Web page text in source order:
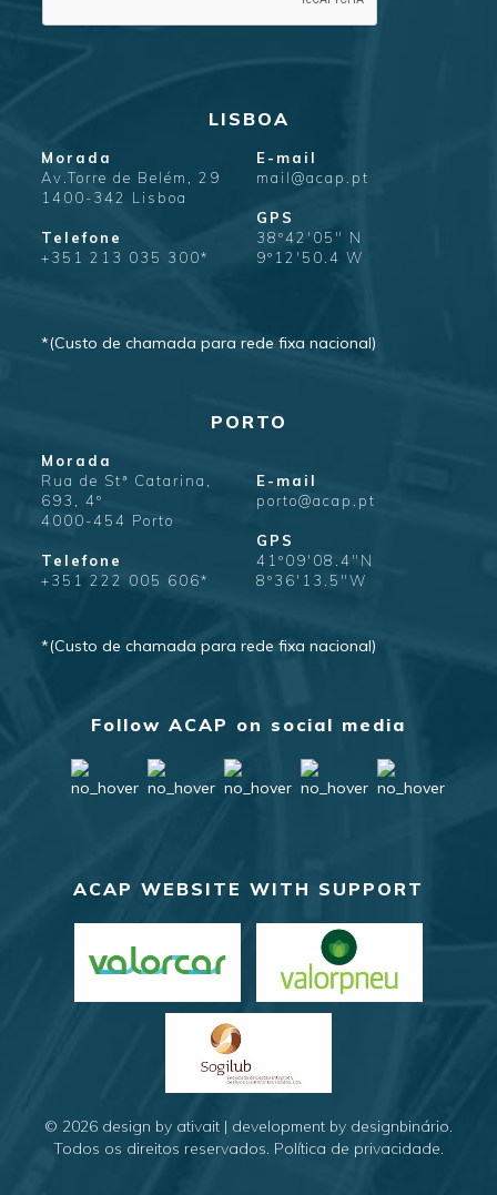
LISBOA
Morada
Av.Torre de Belém, 29
1400-342 Lisboa
Telefone
+351 213 035 300*
E-mail
mail@acap.pt
GPS
38º42'05" N
9º12'50.4 W
*(Custo de chamada para rede fixa nacional)
PORTO
Morada
Rua de Stª Catarina,
693, 4º
4000-454 Porto
Telefone
+351 222 005 606*
E-mail
porto@acap.pt
GPS
41º09'08.4"N
8º36'13.5"W
*(Custo de chamada para rede fixa nacional)
Follow ACAP on social media
ACAP WEBSITE WITH SUPPORT
© 2026 design by ativait | development by designbinário.
Todos os direitos reservados. Política de privacidade.